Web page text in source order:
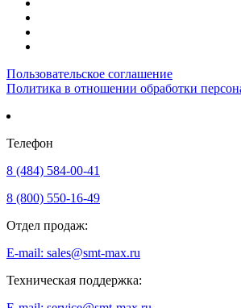
Пользовательское соглашение
Политика в отношении обработки
Телефон
8 (484) 584-00-41
8 (800) 550-16-49
Отдел продаж:
E-mail: sales@smt-max.ru
Техническая поддержка: